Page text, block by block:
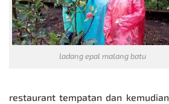
ladang epal malang batu
restaurant tempatan dan